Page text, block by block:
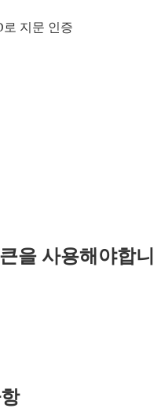
로 지문 인증
을 사용해야합니